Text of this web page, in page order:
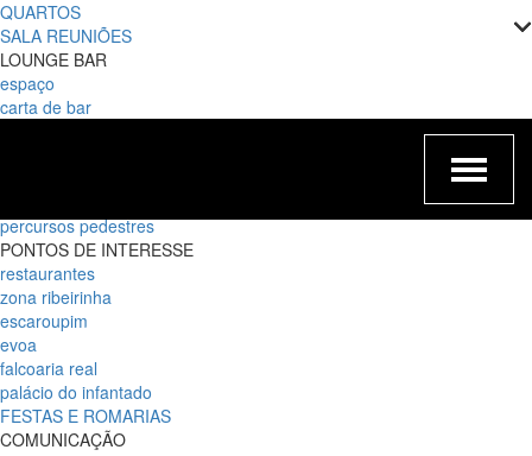
QUARTOS
SALA REUNIÕES
LOUNGE BAR
espaço
carta de bar
percursos pedestres
PONTOS DE INTERESSE
restaurantes
zona ribeirinha
escaroupim
evoa
falcoaria real
palácio do infantado
FESTAS E ROMARIAS
COMUNICAÇÃO